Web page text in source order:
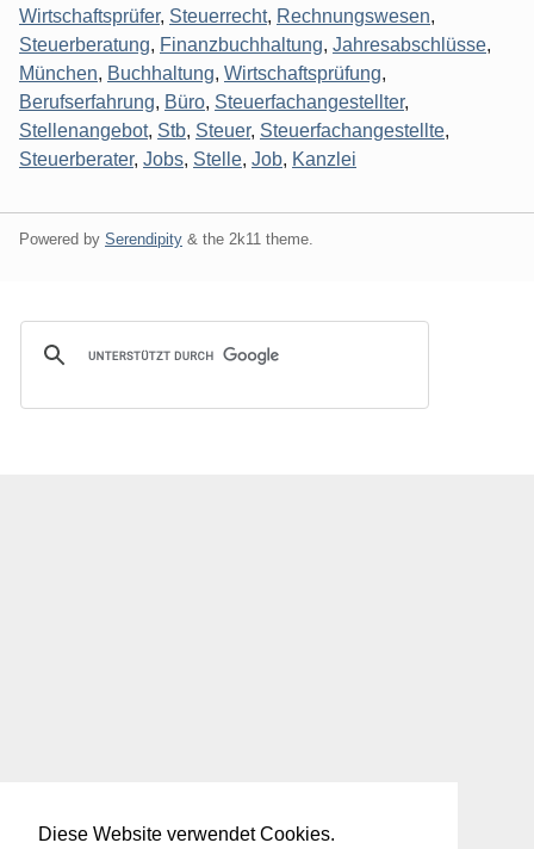
Diese Website verwendet Cookies.
Wirtschaftsprüfer, Steuerrecht, Rechnungswesen,
Steuerberatung, Finanzbuchhaltung, Jahresabschlüsse,
München, Buchhaltung, Wirtschaftsprüfung,
Berufserfahrung, Büro, Steuerfachangestellter,
Stellenangebot, Stb, Steuer, Steuerfachangestellte,
Steuerberater, Jobs, Stelle, Job, Kanzlei
Powered by Serendipity & the 2k11 theme.